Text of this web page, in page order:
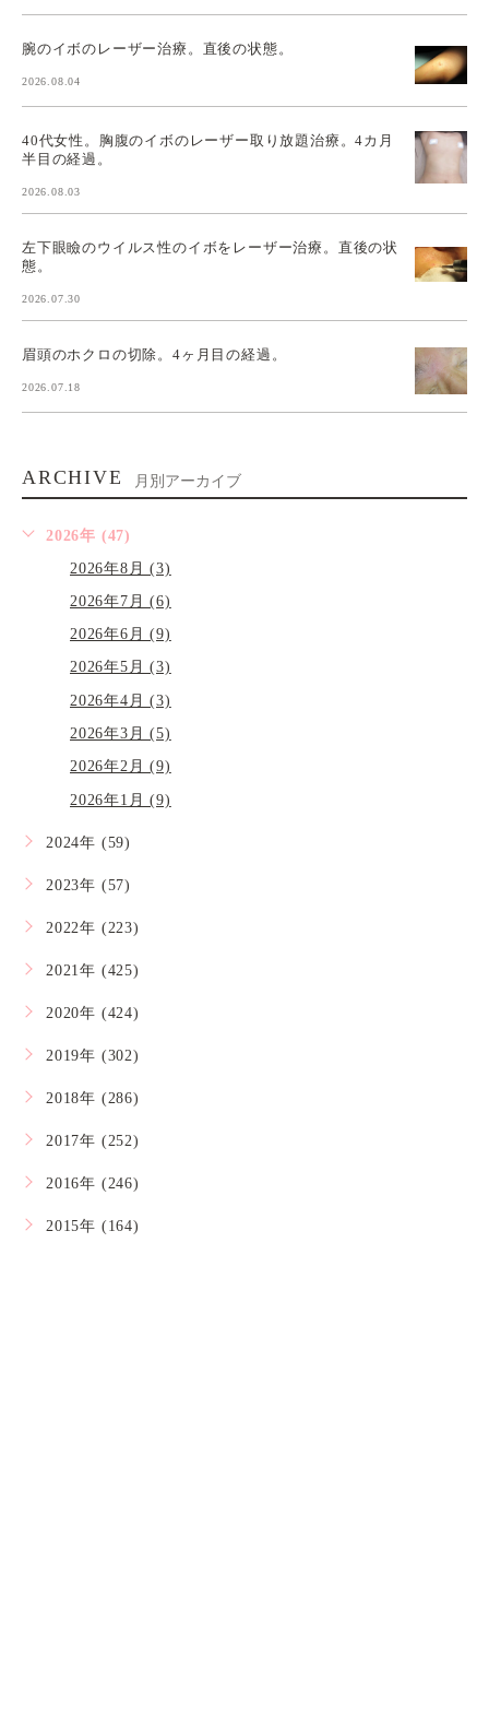
腕のイボのレーザー治療。直後の状態。
2026.08.04
40代女性。胸腹のイボのレーザー取り放題治療。4カ月
半目の経過。
2026.08.03
左下眼瞼のウイルス性のイボをレーザー治療。直後の状
態。
2026.07.30
眉頭のホクロの切除。4ヶ月目の経過。
2026.07.18
ARCHIVE 月別アーカイブ
2026年 (47)
2026年8月 (3)
2026年7月 (6)
2026年6月 (9)
2026年5月 (3)
2026年4月 (3)
2026年3月 (5)
2026年2月 (9)
2026年1月 (9)
2024年 (59)
2023年 (57)
2022年 (223)
2021年 (425)
2020年 (424)
2019年 (302)
2018年 (286)
2017年 (252)
2016年 (246)
2015年 (164)